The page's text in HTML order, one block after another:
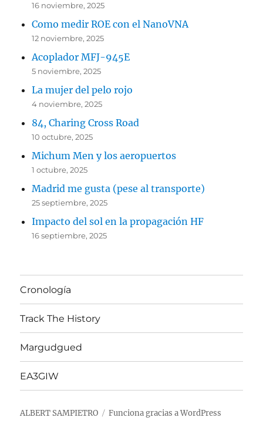
16 noviembre, 2025
Como medir ROE con el NanoVNA
12 noviembre, 2025
Acoplador MFJ-945E
5 noviembre, 2025
La mujer del pelo rojo
4 noviembre, 2025
84, Charing Cross Road
10 octubre, 2025
Michum Men y los aeropuertos
1 octubre, 2025
Madrid me gusta (pese al transporte)
25 septiembre, 2025
Impacto del sol en la propagación HF
16 septiembre, 2025
Cronología
Track The History
Margudgued
EA3GIW
ALBERT SAMPIETRO Funciona gracias a WordPress